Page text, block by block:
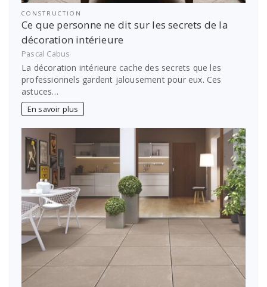
CONSTRUCTION
Ce que personne ne dit sur les secrets de la
décoration intérieure
Pascal Cabus
La décoration intérieure cache des secrets que les
professionnels gardent jalousement pour eux. Ces
astuces…
En savoir plus